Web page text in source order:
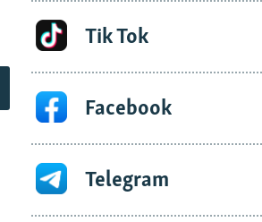
Tik Tok
Facebook
Telegram